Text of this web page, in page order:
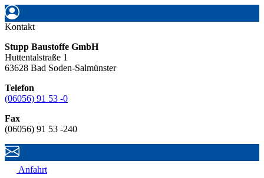
Kontakt
Stupp Baustoffe GmbH
Huttentalstraße 1
63628 Bad Soden-Salmünster
Telefon
(06056) 91 53 -0
Fax
(06056) 91 53 -240
Anfahrt